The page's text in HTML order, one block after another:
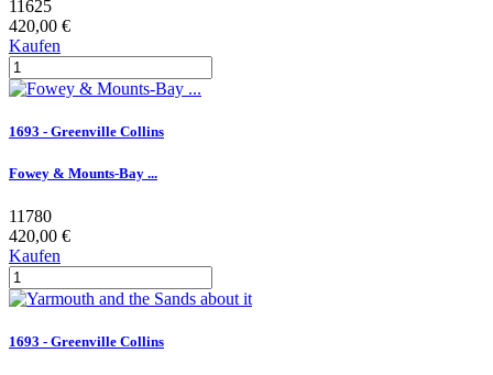
11625
420,00 €
Kaufen
1693 - Greenville Collins
Fowey & Mounts-Bay ...
11780
420,00 €
Kaufen
1693 - Greenville Collins